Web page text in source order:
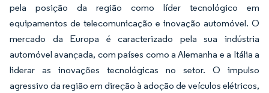
pela posição da região como líder tecnológico em
equipamentos de telecomunicação e inovação automóvel. O
mercado da Europa é caracterizado pela sua indústria
automóvel avançada, com países como a Alemanha e a Itália a
liderar as inovações tecnológicas no setor. O impulso
agressivo da região em direção à adoção de veículos elétricos,